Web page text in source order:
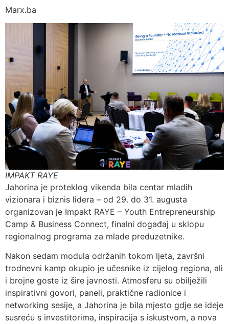
Marx.ba
IMPAKT RAYE
Jahorina je proteklog vikenda bila centar mladih
vizionara i biznis lidera – od 29. do 31. augusta
organizovan je Impakt RAYE – Youth Entrepreneurship
Camp & Business Connect, finalni događaj u sklopu
regionalnog programa za mlade preduzetnike.
Nakon sedam modula održanih tokom ljeta, završni
trodnevni kamp okupio je učesnike iz cijelog regiona, ali
i brojne goste iz šire javnosti. Atmosferu su obilježili
inspirativni govori, paneli, praktične radionice i
networking sesije, a Jahorina je bila mjesto gdje se ideje
susreću s investitorima, inspiracija s iskustvom, a nova